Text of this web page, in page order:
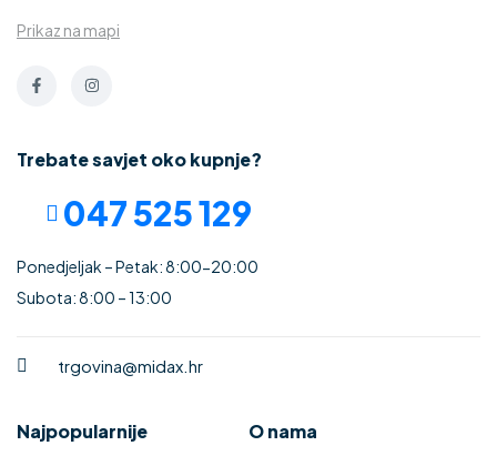
Prikaz na mapi
Trebate savjet oko kupnje?
047 525 129
Ponedjeljak – Petak: 8:00-20:00
Subota: 8:00 – 13:00
trgovina@midax.hr
Najpopularnije O nama